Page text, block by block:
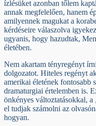
ízlésüket azonban tőlem
annak megfelelően, hanem
amilyennek magukat a
kérdéseire válaszolva
ugyanis, hogy hazudtak,
életében.
Nem akartam tényregényt
dolgozatot. Hiteles regényt
amerikai életének fontosabb
dramaturgiai értelemben is.
önkényes változtatásokkal, a
el tudjak számolni az
hogyan.